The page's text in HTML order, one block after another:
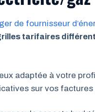
de fournisseur
tarifaires
adaptée à votre
sur vos factures